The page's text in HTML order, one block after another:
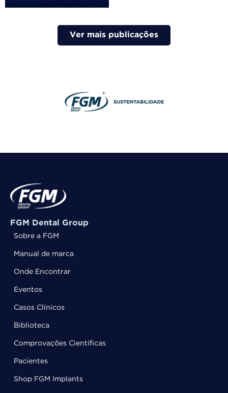
Ver mais publicações
FGM Dental Group
Sobre a FGM
Manual de marca
Onde Encontrar
Eventos
Casos Clínicos
Biblioteca
Comprovações Científicas
Pacientes
Shop FGM Implants